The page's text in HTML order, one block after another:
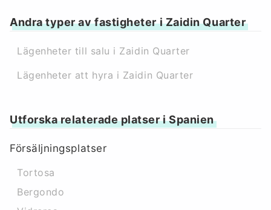
Andra typer av fastigheter i Zaidin Quarter
Lägenheter till salu i Zaidin Quarter
Lägenheter att hyra i Zaidin Quarter
Utforska relaterade platser i Spanien
Försäljningsplatser
Tortosa
Bergondo